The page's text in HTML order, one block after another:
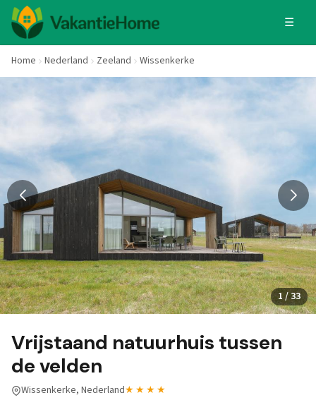
☰
Home Nederland Zeeland Wissenkerke
1 / 33
Vrijstaand natuurhuis tussen
de velden
Wissenkerke, Nederland★★★★